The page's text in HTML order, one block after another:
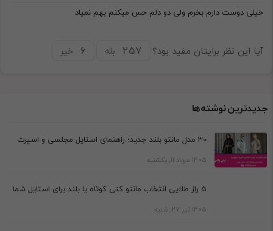
خیلی دوست دارم بخرم ولی دو دلم حس میکنم بهم نمیاد
آیا این نظر برایتان مفید بود؟
جدیدترین نوشته‌ها
30 مدل مانتو بلند جدید؛ راهنمای استایل مجلسی و اسپرت
1405 مرداد 11, یکشنبه
5 راز طلایی انتخاب مانتو کتی کوتاه یا بلند برای استایل شما
1405 تیر 27, شنبه